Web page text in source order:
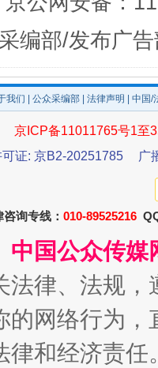
编部/发布广
我们 公众采编部 法律声明 | 中国
京ICP备11011765号1至
可证: 京B2-20251785
广
询专线： 010-89525216
中国公众传
法律、法规
的网络行为
律和经济责